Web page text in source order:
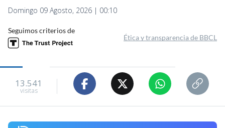
Domingo 09 Agosto, 2026 | 00:10
Seguimos criterios de
Ética y transparencia de BBCL
13.541
visitas